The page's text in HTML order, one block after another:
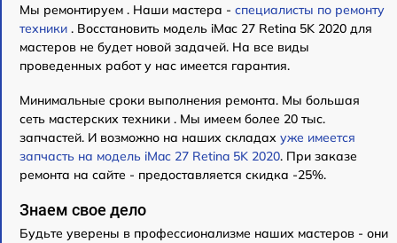
Мы ремонтируем . Наши мастера - специалисты по ремонту
техники . Восстановить модель iMac 27 Retina 5K 2020 для
мастеров не будет новой задачей. На все виды
проведенных работ у нас имеется гарантия.
Минимальные сроки выполнения ремонта. Мы большая
сеть мастерских техники . Мы имеем более 20 тыс.
запчастей. И возможно на наших складах уже имеется
запчасть на модель iMac 27 Retina 5K 2020. При заказе
ремонта на сайте - предоставляется скидка -25%.
Знаем свое дело
Будьте уверены в профессионализме наших мастеров - они